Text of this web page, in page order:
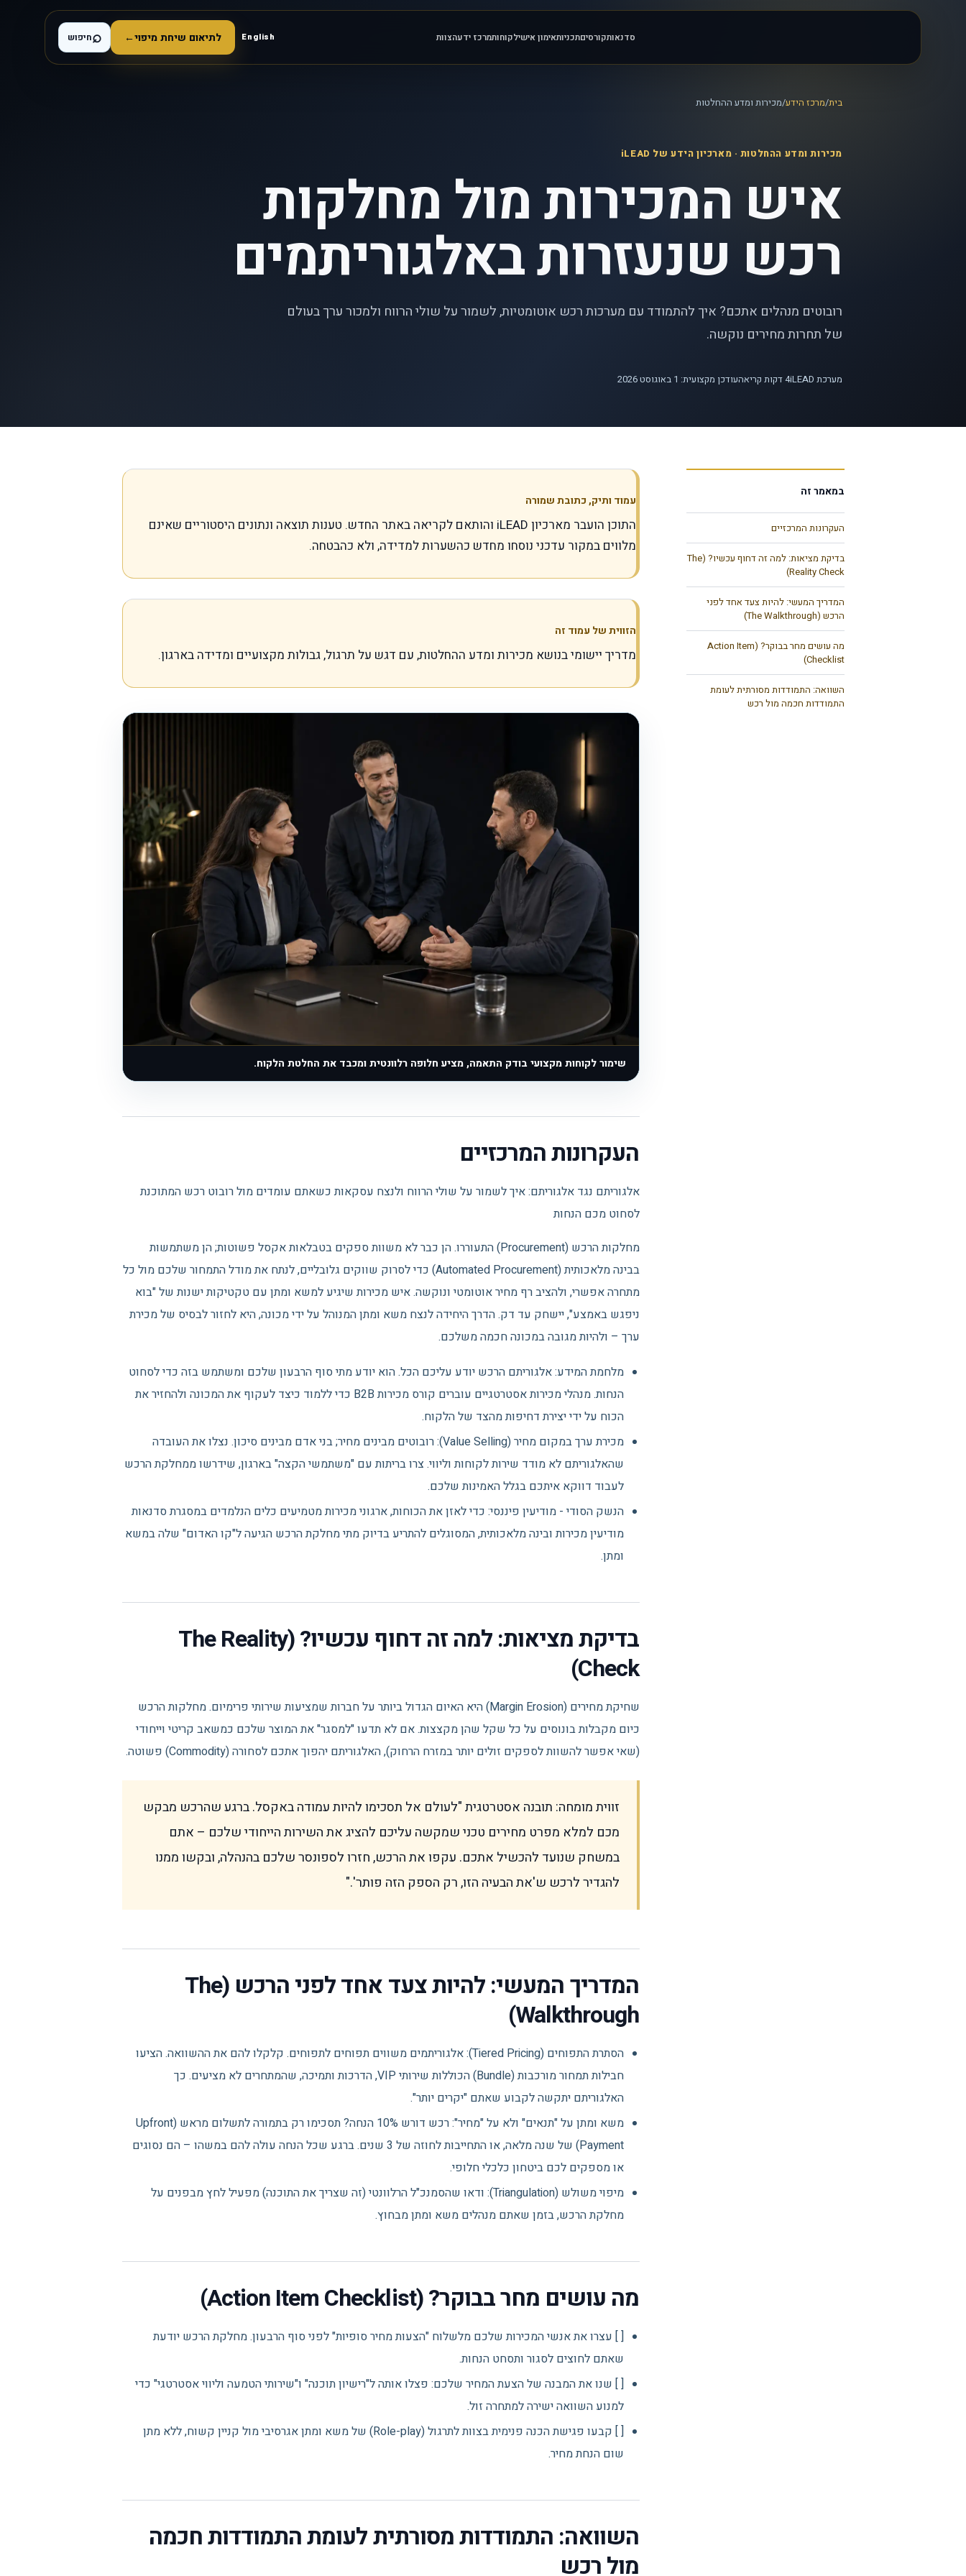
סדנאותקורסיםתכניותאימון אישילקוחותמרכז ידעהצוות English לתיאום שיחת מיפוי←
⌕חיפוש
בית/מרכז הידע/מכירות ומדע ההחלטות
מכירות ומדע ההחלטות · מארכיון הידע של iLEAD
איש המכירות מול מחלקות
רכש שנעזרות באלגוריתמים
רובוטים מנהלים אתכם? איך להתמודד עם מערכות רכש אוטומטיות, לשמור על שולי הרווח ולמכור ערך בעולם
של תחרות מחירים נוקשה.
מערכת iLEAD 4דקות קריאהעודכן מקצועית: 1 באוגוסט 2026
במאמר זה
העקרונות המרכזיים
בדיקת מציאות: למה זה דחוף עכשיו? (The
Reality Check)
המדריך המעשי: להיות צעד אחד לפני
הרכש (The Walkthrough)
מה עושים מחר בבוקר? (Action Item
Checklist)
השוואה: התמודדות מסורתית לעומת
התמודדות חכמה מול רכש
עמוד ותיק, כתובת שמורה
התוכן הועבר מארכיון iLEAD והותאם לקריאה באתר החדש. טענות תוצאה ונתונים היסטוריים שאינם
מלווים במקור עדכני נוסחו מחדש כהשערות למדידה, ולא כהבטחה.
הזווית של עמוד זה
מדריך יישומי בנושא מכירות ומדע ההחלטות, עם דגש על תרגול, גבולות מקצועיים ומדידה בארגון.
שימור לקוחות מקצועי בודק התאמה, מציע חלופה רלוונטית ומכבד את החלטת הלקוח.
העקרונות המרכזיים
אלגוריתם נגד אלגוריתם: איך לשמור על שולי הרווח ולנצח עסקאות כשאתם עומדים מול רובוט רכש המתוכנת
לסחוט מכם הנחות
מחלקות הרכש (Procurement) התעוררו. הן כבר לא משוות ספקים בטבלאות אקסל פשוטות; הן משתמשות
בבינה מלאכותית (Automated Procurement) כדי לסרוק שווקים גלובליים, לנתח את מודל התמחור שלכם מול כל
מתחרה אפשרי, ולהציב רף מחיר אוטומטי ונוקשה. איש מכירות שיגיע למשא ומתן עם טקטיקות ישנות של "בוא
ניפגש באמצע", יישחק עד דק. הדרך היחידה לנצח משא ומתן המנוהל על ידי מכונה, היא לחזור לבסיס של מכירת
ערך – ולהיות מגובה במכונה חכמה משלכם.
מלחמת המידע: אלגוריתם הרכש יודע עליכם הכל. הוא יודע מתי סוף הרבעון שלכם ומשתמש בזה כדי לסחוט
הנחות. מנהלי מכירות אסטרטגיים עוברים קורס מכירות B2B כדי ללמוד כיצד לעקוף את המכונה ולהחזיר את
הכוח על ידי יצירת דחיפות מהצד של הלקוח.
מכירת ערך במקום מחיר (Value Selling): רובוטים מבינים מחיר; בני אדם מבינים סיכון. נצלו את העובדה
שהאלגוריתם לא מודד שירות לקוחות וליווי. צרו בריתות עם "משתמשי הקצה" בארגון, שידרשו ממחלקת הרכש
לעבוד דווקא איתכם בגלל האמינות שלכם.
הנשק הסודי - מודיעין פיננסי: כדי לאזן את הכוחות, ארגוני מכירות מטמיעים כלים הנלמדים במסגרת סדנאות
מודיעין מכירות ובינה מלאכותית, המסוגלים להתריע בדיוק מתי מחלקת הרכש הגיעה ל"קו האדום" שלה במשא
ומתן.
בדיקת מציאות: למה זה דחוף עכשיו? (The Reality
Check)
שחיקת מחירים (Margin Erosion) היא האיום הגדול ביותר על חברות שמציעות שירותי פרימיום. מחלקות הרכש
כיום מקבלות בונוסים על כל שקל שהן מקצצות. אם לא תדעו "למסגר" את המוצר שלכם כמשאב קריטי וייחודי
(שאי אפשר להשוות לספקים זולים יותר במזרח הרחוק), האלגוריתם יהפוך אתכם לסחורה (Commodity) פשוטה.
זווית מומחה: תובנה אסטרטגית "לעולם אל תסכימו להיות עמודה באקסל. ברגע שהרכש מבקש
מכם למלא מפרט מחירים טכני שמקשה עליכם להציג את השירות הייחודי שלכם – אתם
במשחק שנועד להכשיל אתכם. עקפו את הרכש, חזרו לספונסר שלכם בהנהלה, ובקשו ממנו
להגדיר לרכש ש'את הבעיה הזו, רק הספק הזה פותר'."
המדריך המעשי: להיות צעד אחד לפני הרכש (The
Walkthrough)
הסתרת התפוחים (Tiered Pricing): אלגוריתמים משווים תפוחים לתפוחים. קלקלו להם את ההשוואה. הציעו
חבילות תמחור מורכבות (Bundle) הכוללות שירותי VIP, הדרכות ותמיכה, שהמתחרים לא מציעים. כך
האלגוריתם יתקשה לקבוע שאתם "יקרים יותר".
משא ומתן על "תנאים" ולא על "מחיר": רכש דורש 10% הנחה? תסכימו רק בתמורה לתשלום מראש (Upfront
Payment) של שנה מלאה, או התחייבות לחוזה של 3 שנים. ברגע שכל הנחה עולה להם במשהו – הם נסוגים
או מספקים לכם ביטחון כלכלי חלופי.
מיפוי משולש (Triangulation): ודאו שהסמנכ"ל הרלוונטי (זה שצריך את התוכנה) מפעיל לחץ מבפנים על
מחלקת הרכש, בזמן שאתם מנהלים משא ומתן מבחוץ.
מה עושים מחר בבוקר? (Action Item Checklist)
[ ] עצרו את אנשי המכירות שלכם מלשלוח "הצעות מחיר סופיות" לפני סוף הרבעון. מחלקת הרכש יודעת
שאתם לחוצים לסגור ותסחט הנחות.
[ ] שנו את המבנה של הצעת המחיר שלכם: פצלו אותה ל"רישיון תוכנה" ו"שירותי הטמעה וליווי אסטרטגי" כדי
למנוע השוואה ישירה למתחרה זול.
[ ] קבעו פגישת הכנה פנימית בצוות לתרגול (Role-play) של משא ומתן אגרסיבי מול קניין קשוח, ללא מתן
שום הנחת מחיר.
השוואה: התמודדות מסורתית לעומת התמודדות חכמה
מול רכש